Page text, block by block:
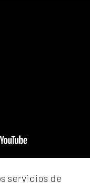
servicios de